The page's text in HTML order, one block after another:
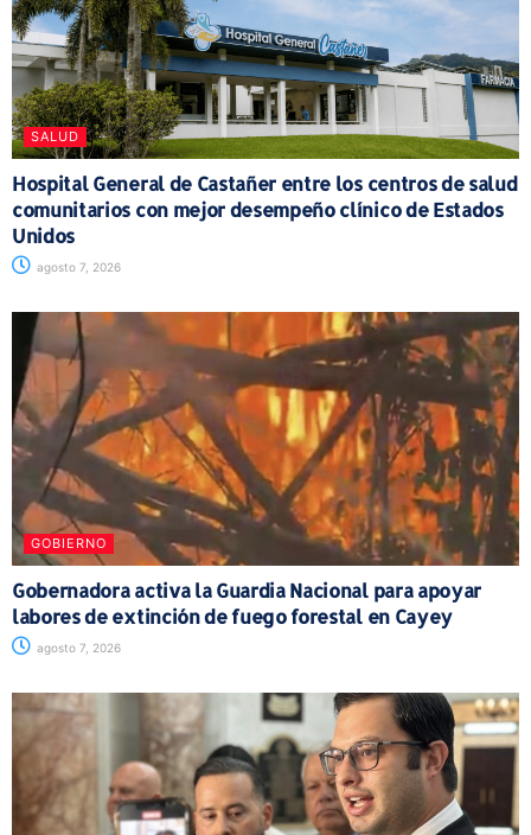
SALUD
Hospital General de Castañer entre los centros de salud
comunitarios con mejor desempeño clínico de Estados
Unidos
agosto 7, 2026
GOBIERNO
Gobernadora activa la Guardia Nacional para apoyar
labores de extinción de fuego forestal en Cayey
agosto 7, 2026